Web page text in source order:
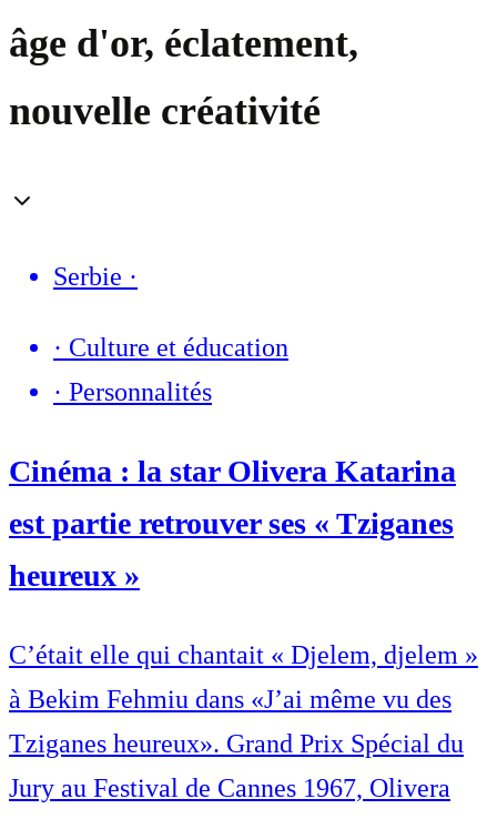
âge d'or, éclatement,
nouvelle créativité
Serbie ·
· Culture et éducation
· Personnalités
Cinéma : la star Olivera Katarina
est partie retrouver ses « Tziganes
heureux »
C’était elle qui chantait « Djelem, djelem »
à Bekim Fehmiu dans «J’ai même vu des
Tziganes heureux». Grand Prix Spécial du
Jury au Festival de Cannes 1967, Olivera